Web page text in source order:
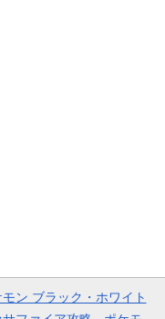
ン ブラック・ホワイト